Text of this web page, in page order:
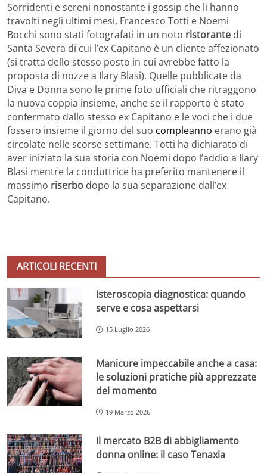
Sorridenti e sereni nonostante i gossip che li hanno
travolti negli ultimi mesi, Francesco Totti e Noemi
Bocchi sono stati fotografati in un noto ristorante di
Santa Severa di cui l’ex Capitano è un cliente affezionato
(si tratta dello stesso posto in cui avrebbe fatto la
proposta di nozze a Ilary Blasi). Quelle pubblicate da
Diva e Donna sono le prime foto ufficiali che ritraggono
la nuova coppia insieme, anche se il rapporto è stato
confermato dallo stesso ex Capitano e le voci che i due
fossero insieme il giorno del suo compleanno erano già
circolate nelle scorse settimane. Totti ha dichiarato di
aver iniziato la sua storia con Noemi dopo l’addio a Ilary
Blasi mentre la conduttrice ha preferito mantenere il
massimo riserbo dopo la sua separazione dall’ex
Capitano.
ARTICOLI RECENTI
Isteroscopia diagnostica: quando
serve e cosa aspettarsi
15 Luglio 2026
Manicure impeccabile anche a casa:
le soluzioni pratiche più apprezzate
del momento
19 Marzo 2026
Il mercato B2B di abbigliamento
donna online: il caso Tenaxia